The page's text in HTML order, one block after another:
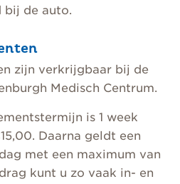
bij de auto.
zijn verkrijgbaar bij de
Medisch Centrum.
is 1 week
Daarna geldt een
met een maximum van
kunt u zo vaak in- en